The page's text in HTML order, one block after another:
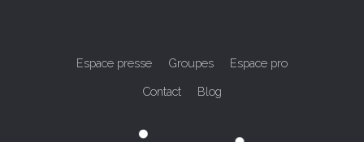
Espace presse Groupes Espace pro
Contact Blog